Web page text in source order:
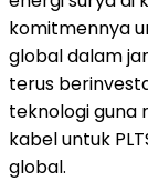
komitmennya
global dalam
terus
teknologi guna
kabel untuk
global.